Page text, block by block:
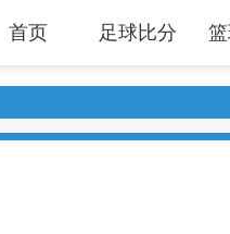
首页 足球比分